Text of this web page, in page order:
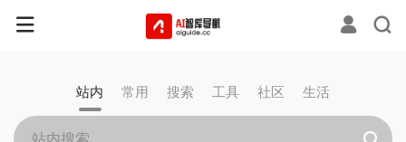
站内 常用 搜索 工具 社区 生活